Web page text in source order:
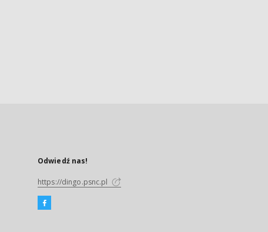
Odwiedź nas!
https://dingo.psnc.pl